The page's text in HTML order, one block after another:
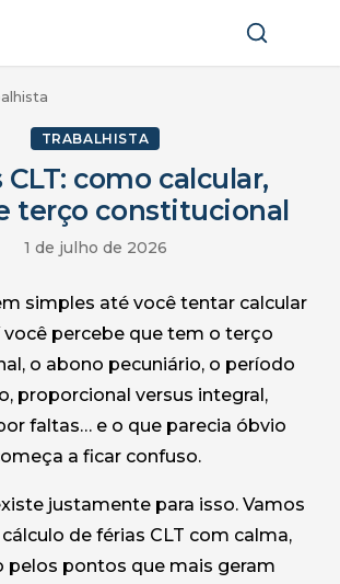
TRABALHISTA
CLT: como calcular,
terço constitucional
1 de julho de 2026
simples até você tentar calcular
você percebe que tem o terço
o abono pecuniário, o período
proporcional versus integral,
faltas… e o que parecia óbvio
a ficar confuso.
justamente para isso. Vamos
de férias CLT com calma,
pelos pontos que mais geram